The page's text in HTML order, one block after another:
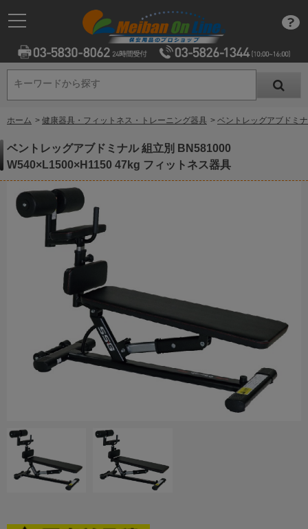
キーワードから探す
キーワードから探す
ホーム > 健康器具・フィットネス・トレーニング器具 > ベントレッグアブドミ
ベントレッグアブドミナル 組立別 BN581000
W540×L1500×H1150 47kg フィットネス器具